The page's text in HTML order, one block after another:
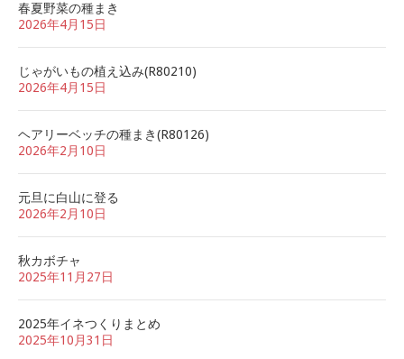
春夏野菜の種まき
2026年4月15日
じゃがいもの植え込み(R80210)
2026年4月15日
ヘアリーベッチの種まき(R80126)
2026年2月10日
元旦に白山に登る
2026年2月10日
秋カボチャ
2025年11月27日
2025年イネつくりまとめ
2025年10月31日